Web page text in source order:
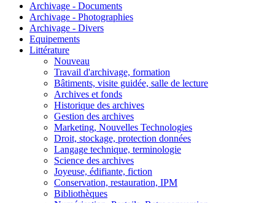
Archivage - Documents
Archivage - Photographies
Archivage - Divers
Equipements
Littérature
Nouveau
Travail d'archivage, formation
Bâtiments, visite guidée, salle de lecture
Archives et fonds
Historique des archives
Gestion des archives
Marketing, Nouvelles Technologies
Droit, stockage, protection données
Langage technique, terminologie
Science des archives
Joyeuse, édifiante, fiction
Conservation, restauration, IPM
Bibliothèques